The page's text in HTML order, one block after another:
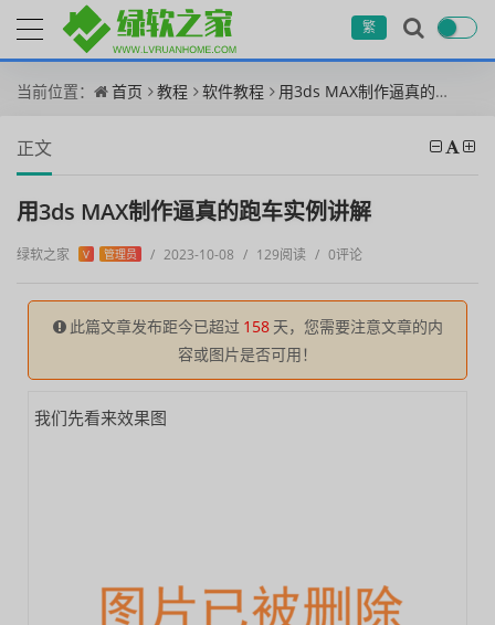
繁
当前位置： 首页 教程 软件教程 用3ds MAX制作逼真的跑车实例讲解
正文
用3ds MAX制作逼真的跑车实例讲解
绿软之家 V 管理员 / 2023-10-08 / 129阅读 / 0评论
此篇文章发布距今已超过 158 天，您需要注意文章的内
容或图片是否可用！
我们先看来效果图